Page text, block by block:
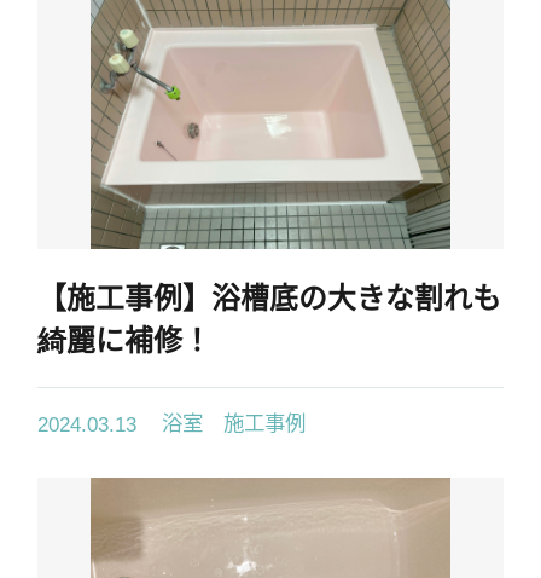
【施工事例】浴槽底の大きな割れも
綺麗に補修！
2024.03.13 浴室 施工事例